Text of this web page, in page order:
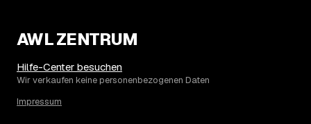
AWL ZENTRUM
Hilfe-Center besuchen
Wir verkaufen keine personenbezogenen Daten
Impressum